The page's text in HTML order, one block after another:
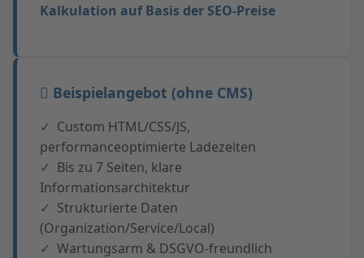
Kalkulation auf Basis der SEO-Preise
Beispielangebot (ohne CMS)
Custom HTML/CSS/JS,
performanceoptimierte Ladezeiten
Bis zu 7 Seiten, klare
Informationsarchitektur
Strukturierte Daten
(Organization/Service/Local)
Wartungsarm & DSGVO-freundlich